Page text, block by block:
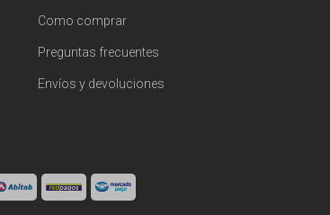
Como comprar
Preguntas frecuentes
Envíos y devoluciones